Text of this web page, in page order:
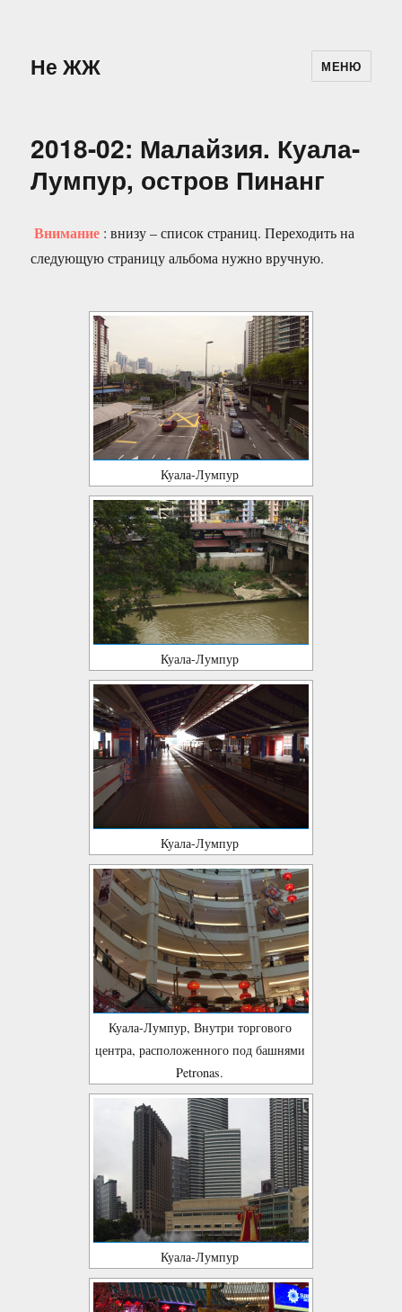
Не ЖЖ МЕНЮ
2018-02: Малайзия. Куала-
Лумпур, остров Пинанг
Внимание : внизу – список страниц. Переходить на
следующую страницу альбома нужно вручную.
Куала-Лумпур
Куала-Лумпур
Куала-Лумпур
Куала-Лумпур, Внутри торгового
центра, расположенного под башнями
Petronas.
Куала-Лумпур